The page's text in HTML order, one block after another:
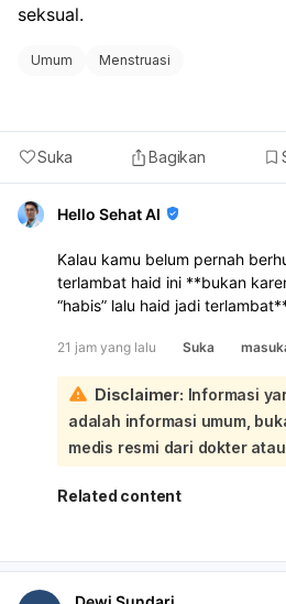
berhenti pil KB atau ada
seksual.
Umum Menstruasi
Suka Bagikan
Hello Sehat AI
Kalau kamu belum pernah
terlambat haid ini **bukan
“habis” lalu haid jadi
kurang tidur, perubahan gaya
yang memang sedang tidak
besar flek itu hanya tanda
bukan penyebab langsung
Makan pisang atau makanan
langsung menghentikan flek
Yang lebih mungkin
hari, itu masih bisa termasuk
21 jam yang lalu Suka
Disclaimer: Informasi
adalah informasi umum,
medis resmi dari dokter
Related content